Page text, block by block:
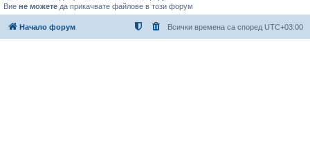
Вие не можете да прикачвате файлове в този форум
Начало форум Всички времена са според UTC+03:00